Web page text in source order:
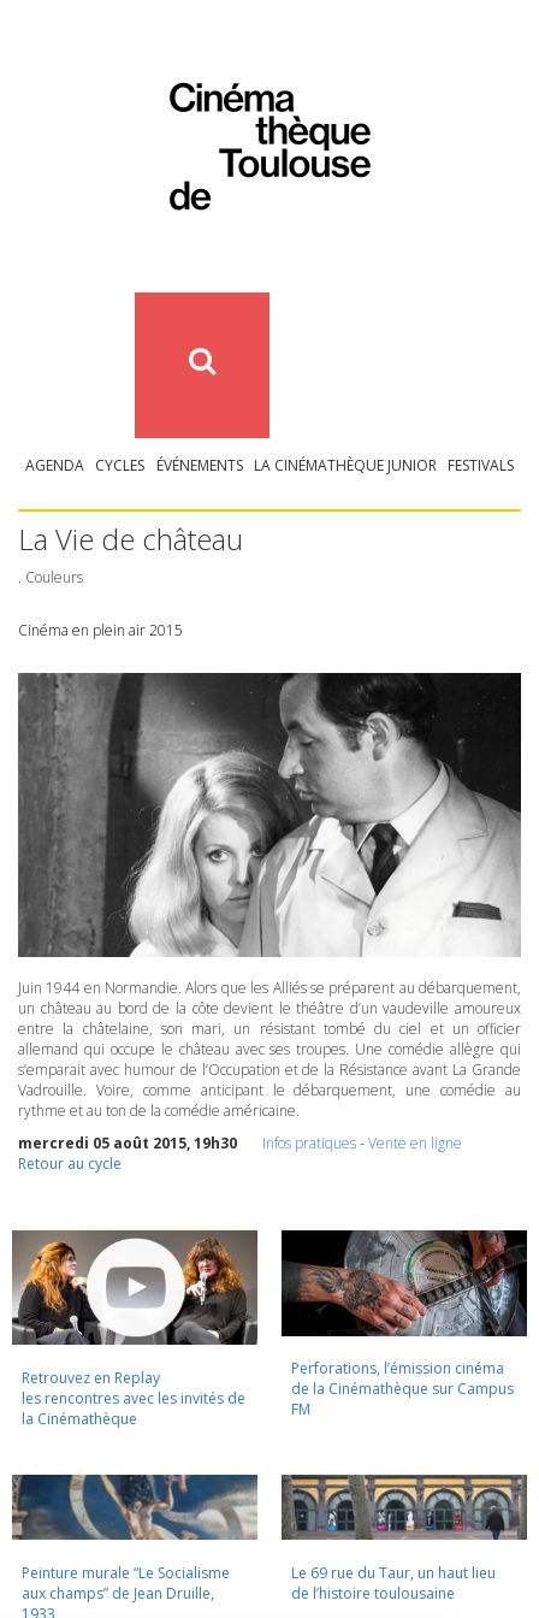
AGENDA CYCLES ÉVÉNEMENTS LA CINÉMATHÈQUE JUNIOR FESTIVALS
La Vie de château
. Couleurs
Cinéma en plein air 2015
Juin 1944 en Normandie. Alors que les Alliés se préparent au débarquement,
un château au bord de la côte devient le théâtre d’un vaudeville amoureux
entre la châtelaine, son mari, un résistant tombé du ciel et un officier
allemand qui occupe le château avec ses troupes. Une comédie allègre qui
s’emparait avec humour de l’Occupation et de la Résistance avant La Grande
Vadrouille. Voire, comme anticipant le débarquement, une comédie au
rythme et au ton de la comédie américaine.
mercredi 05 août 2015, 19h30
Infos pratiques-Vente en ligne
Retour au cycle
Retrouvez en Replay
les rencontres avec les invités de
la Cinémathèque
Perforations, l’émission cinéma
de la Cinémathèque sur Campus
FM
Peinture murale “Le Socialisme
aux champs” de Jean Druille,
1933
Le 69 rue du Taur, un haut lieu
de l’histoire toulousaine